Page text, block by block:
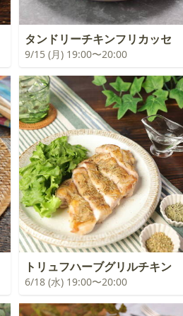
タンドリーチキンフリカッセ
9/15 (月) 19:00〜20:00
トリュフハーブグリルチキン
6/18 (水) 19:00〜20:00